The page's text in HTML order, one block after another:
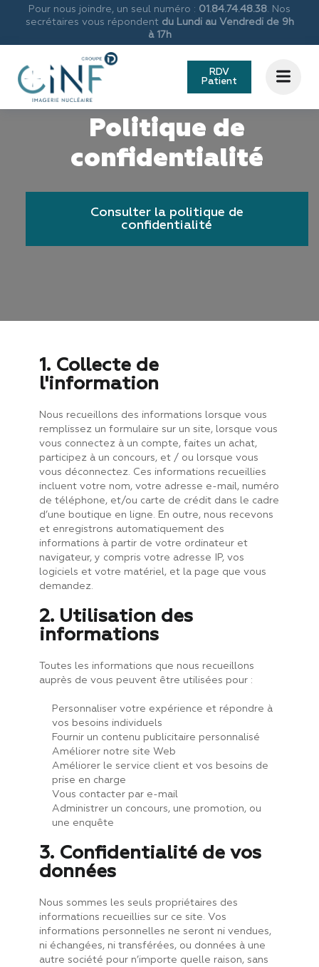
Pour nous joindre, un seul numéro : 01.84.74.48.38. Nos
secrétaires vous répondent du Lundi au Vendredi de 9h
à 17h
RDV
Patient
Politique de
confidentialité
Consulter la politique de
confidentialité
1. Collecte de
l'information
Nous recueillons des informations lorsque vous
remplissez un formulaire sur un site, lorsque vous
vous connectez à un compte, faites un achat,
participez à un concours, et / ou lorsque vous
vous déconnectez. Ces informations recueillies
incluent votre nom, votre adresse e-mail, numéro
de téléphone, et/ou carte de crédit dans le cadre
d’une boutique en ligne. En outre, nous recevons
et enregistrons automatiquement des
informations à partir de votre ordinateur et
navigateur, y compris votre adresse IP, vos
logiciels et votre matériel, et la page que vous
demandez.
2. Utilisation des
informations
Toutes les informations que nous recueillons
auprès de vous peuvent être utilisées pour :
Personnaliser votre expérience et répondre à
vos besoins individuels
Fournir un contenu publicitaire personnalisé
Améliorer notre site Web
Améliorer le service client et vos besoins de
prise en charge
Vous contacter par e-mail
Administrer un concours, une promotion, ou
une enquête
3. Confidentialité de vos
données
Nous sommes les seuls propriétaires des
informations recueillies sur ce site. Vos
informations personnelles ne seront ni vendues,
ni échangées, ni transférées, ou données à une
autre société pour n’importe quelle raison, sans